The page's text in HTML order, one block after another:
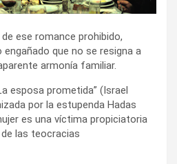
ese romance prohibido,
que no se resigna a
armonía familiar.
esposa prometida” (Israel
por la estupenda Hadas
es una víctima propiciatoria
las teocracias